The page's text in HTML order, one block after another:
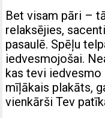
Bet visam pāri –
relaksējies,
pasaulē. Spēļu
iedvesmojošai.
kas tevi
mīļākais plakāts,
vienkārši Tev